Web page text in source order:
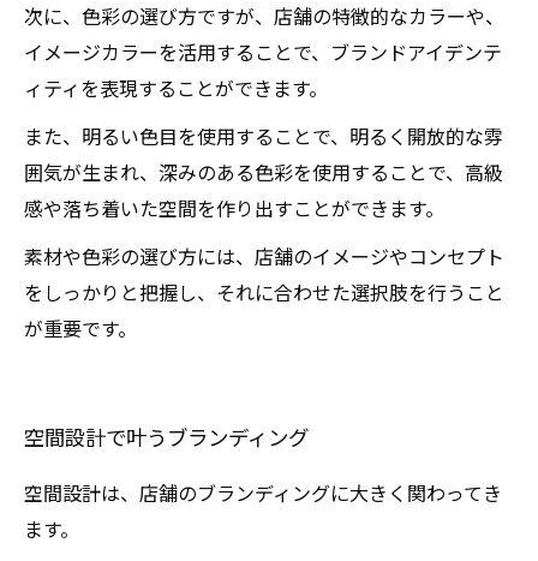
次に、色彩の選び方ですが、店舗の特徴的なカラーや、
イメージカラーを活用することで、ブランドアイデンテ
ィティを表現することができます。
また、明るい色目を使用することで、明るく開放的な雰
囲気が生まれ、深みのある色彩を使用することで、高級
感や落ち着いた空間を作り出すことができます。
素材や色彩の選び方には、店舗のイメージやコンセプト
をしっかりと把握し、それに合わせた選択肢を行うこと
が重要です。
空間設計で叶うブランディング
空間設計は、店舗のブランディングに大きく関わってき
ます。